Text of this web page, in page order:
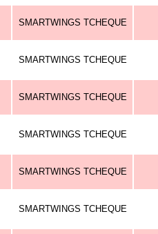
SMARTWINGS TCHEQUE
SMARTWINGS TCHEQUE
SMARTWINGS TCHEQUE
SMARTWINGS TCHEQUE
SMARTWINGS TCHEQUE
SMARTWINGS TCHEQUE